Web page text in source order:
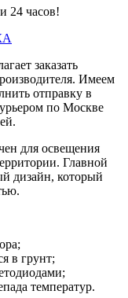
24 часов!
заказать
Имеем
отправку в
по Москве
для освещения
Главной
дизайн, который
в грунт;
температур.